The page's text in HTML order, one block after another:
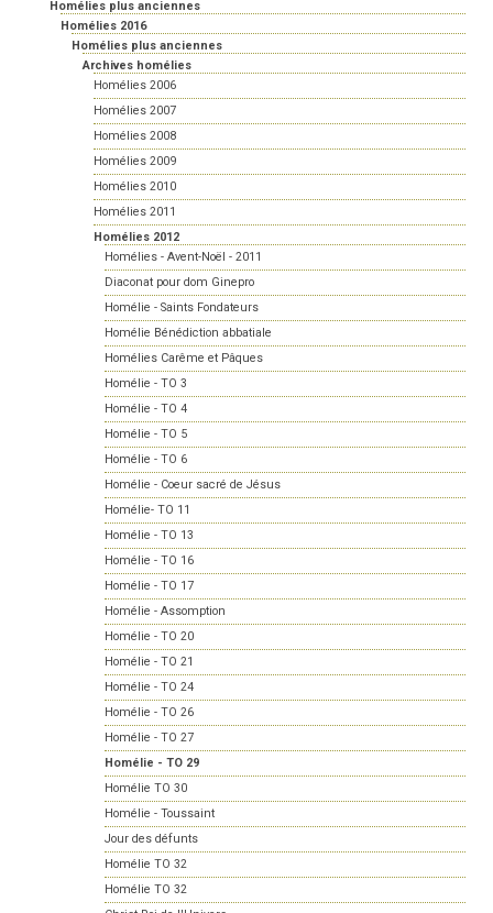
Homélies plus anciennes
Homélies 2016
Homélies plus anciennes
Archives homélies
Homélies 2006
Homélies 2007
Homélies 2008
Homélies 2009
Homélies 2010
Homélies 2011
Homélies 2012
Homélies - Avent-Noël - 2011
Diaconat pour dom Ginepro
Homélie - Saints Fondateurs
Homélie Bénédiction abbatiale
Homélies Carême et Pâques
Homélie - TO 3
Homélie - TO 4
Homélie - TO 5
Homélie - TO 6
Homélie - Coeur sacré de Jésus
Homélie- TO 11
Homélie - TO 13
Homélie - TO 16
Homélie - TO 17
Homélie - Assomption
Homélie - TO 20
Homélie - TO 21
Homélie - TO 24
Homélie - TO 26
Homélie - TO 27
Homélie - TO 29
Homélie TO 30
Homélie - Toussaint
Jour des défunts
Homélie TO 32
Homélie TO 32